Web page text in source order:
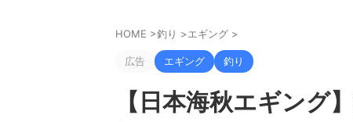
HOME >釣り >エギング >
広告 エギング 釣り
【日本海秋エギング